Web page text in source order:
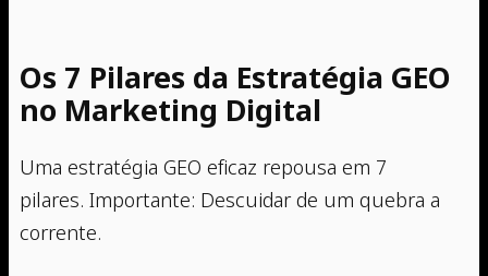
Os 7 Pilares da Estratégia GEO
no Marketing Digital
Uma estratégia GEO eficaz repousa em 7
pilares. Importante: Descuidar de um quebra a
corrente.